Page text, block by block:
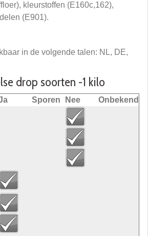
kleurstoffen (E160c,162),
(E901).
in de volgende talen: NL, DE,
drop soorten -1 kilo
Sporen Nee
Onbekend